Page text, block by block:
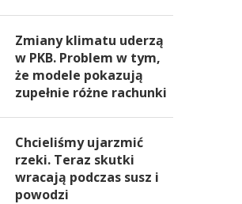
Zmiany klimatu uderzą
w PKB. Problem w tym,
że modele pokazują
zupełnie różne rachunki
Chcieliśmy ujarzmić
rzeki. Teraz skutki
wracają podczas susz i
powodzi